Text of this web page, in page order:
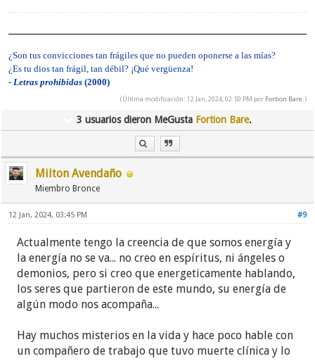
¿Son tus convicciones tan frágiles que no pueden oponerse a las mías?
¿Es tu dios tan frágil, tan débil? ¡Qué vergüenza!
-Letras prohibidas(2000)
(Última modificación: 12 Jan, 2024, 02:50 PM por Fortion Bare.)
3 usuarios dieron MeGusta Fortion Bare.
Milton Avendaño
Miembro Bronce
#9
12 Jan, 2024, 03:45 PM
Actualmente tengo la creencia de que somos energía y
la energía no se va... no creo en espíritus, ni ángeles o
demonios, pero si creo que energeticamente hablando,
los seres que partieron de este mundo, su energía de
algún modo nos acompaña...
Hay muchos misterios en la vida y hace poco hable con
un compañero de trabajo que tuvo muerte clínica y lo